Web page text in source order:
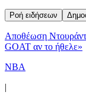
Ροή ειδήσεων
Αποθέωση Ντουράντ
GOAT αν το ήθελε»
NBA
|